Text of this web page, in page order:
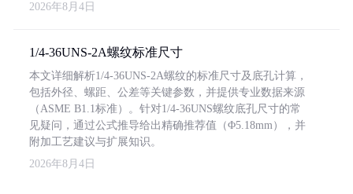
2026年8月4日
1/4-36UNS-2A螺纹标准尺寸
本文详细解析1/4-36UNS-2A螺纹的标准尺寸及底孔计算，
包括外径、螺距、公差等关键参数，并提供专业数据来源
（ASME B1.1标准）。针对1/4-36UNS螺纹底孔尺寸的常
见疑问，通过公式推导给出精确推荐值（Φ5.18mm），并
附加工艺建议与扩展知识。
2026年8月4日